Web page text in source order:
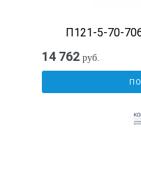
П121-5-70-
14 762 руб.